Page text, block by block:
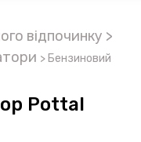
відпочинку >
> Бензиновий
Pottal